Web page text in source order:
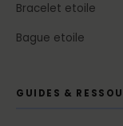
Bracelet etoile
Bague etoile
GUIDES &